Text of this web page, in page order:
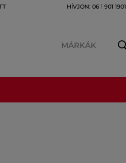
HÍVJON: 06 1 901 1901
MÁRKÁK